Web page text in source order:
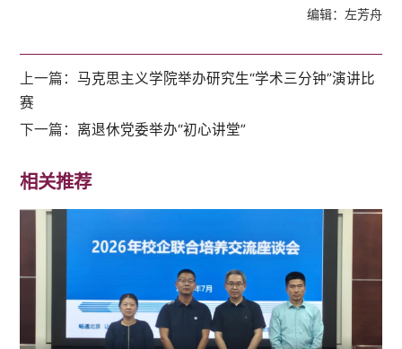
编辑：左芳舟
上一篇：马克思主义学院举办研究生“学术三分钟”演讲比
赛
下一篇： 离退休党委举办“初心讲堂”
相关推荐